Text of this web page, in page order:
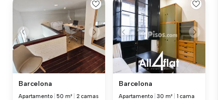
Barcelona
Apartamento |50 m² 2 camas
Barcelona
Apartamento |30 m² 1 cama